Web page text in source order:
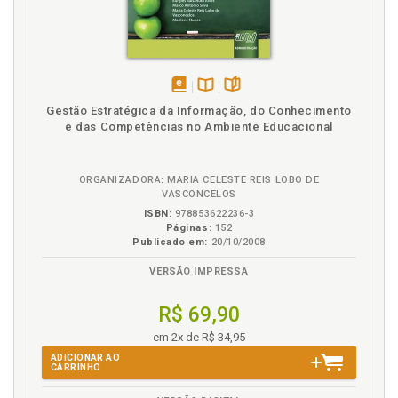
Geovanio Rossato. Meninos e meninas de rua:
representações e políticas de atendimento.
Geovanio Rossato/Solange Marques Rossato, p. 57
Gestão. Políticas e gestão do acolhimento
institucional, p. 21
Hamilton Oliveira Alves. Representações de
adolescentes abrigados durante o ensino com
resolução de problemas matemáticos.
Possibilidades para formação do professor.
Helga Loos Sant’Ana. O desenvolvimento da
identidade em adolescentes em situação de
vulnerabilidade. Susana Núñez-Rodriguez/Helga
Loos Sant’Ana, p. 135
disponível
Disponível
na
páginas
Gestão Estratégica da Informação, do Conhecimento
e das Competências no Ambiente Educacional
ORGANIZADORA: MARIA CELESTE REIS LOBO DE
VASCONCELOS
ISBN: 978853622236-3
Páginas: 152
Publicado em: 20/10/2008
VERSÃO IMPRESSA
R$ 69,90
em 2x de R$ 34,95
ADICIONAR AO
CARRINHO